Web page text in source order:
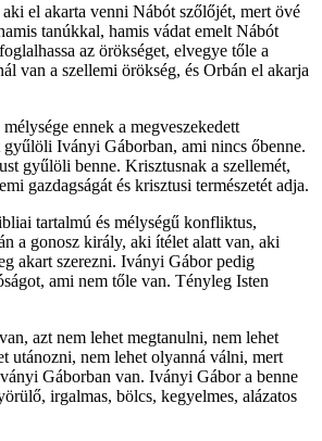
el akarta venni Nábót szőlőjét, mert övé
tanúkkal, hamis vádat emelt Nábót
az örökséget, elvegye tőle a
van a szellemi örökség, és Orbán el akarja
ennek a megveszekedett
Iványi Gáborban, ami nincs őbenne.
gyűlöli benne. Krisztusnak a szellemét,
gazdagságát és krisztusi természetét adja.
tartalmú és mélységű konfliktus,
a gonosz király, aki ítélet alatt van, aki
akart szerezni. Iványi Gábor pedig
ami nem tőle van. Tényleg Isten
azt nem lehet megtanulni, nem lehet
utánozni, nem lehet olyanná válni, mert
Gáborban van. Iványi Gábor a benne
irgalmas, bölcs, kegyelmes, alázatos